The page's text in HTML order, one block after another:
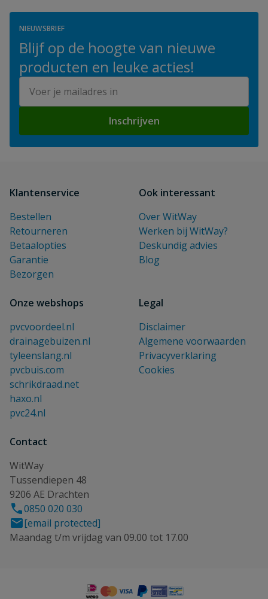
NIEUWSBRIEF
Blijf op de hoogte van nieuwe
producten en leuke acties!
Inschrijven
Klantenservice
Bestellen
Retourneren
Betaalopties
Garantie
Bezorgen
Ook interessant
Over WitWay
Werken bij WitWay?
Deskundig advies
Blog
Onze webshops
pvcvoordeel.nl
drainagebuizen.nl
tyleenslang.nl
pvcbuis.com
schrikdraad.net
haxo.nl
pvc24.nl
Legal
Disclaimer
Algemene voorwaarden
Privacyverklaring
Cookies
Contact
WitWay
Tussendiepen 48
9206 AE Drachten
0850 020 030
[email protected]
Maandag t/m vrijdag van 09.00 tot 17.00